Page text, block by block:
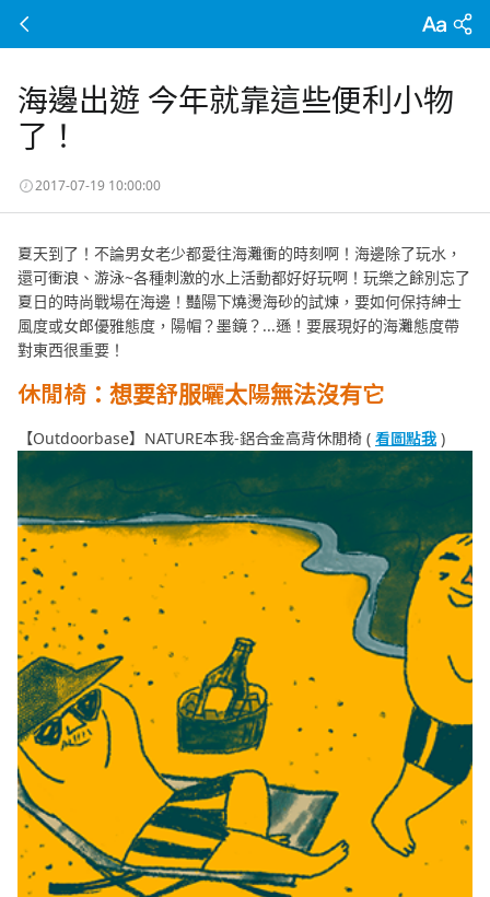
海邊出遊 今年就靠這些便利小物
了！
2017-07-19 10:00:00
夏天到了！不論男女老少都愛往海灘衝的時刻啊！海邊除了玩水，
還可衝浪、游泳~各種刺激的水上活動都好好玩啊！玩樂之餘別忘了
夏日的時尚戰場在海邊！豔陽下燒燙海砂的試煉，要如何保持紳士
風度或女郎優雅態度，陽帽？墨鏡？...遜！要展現好的海灘態度帶
對東西很重要！
休閒椅：想要舒服曬太陽無法沒有它
【Outdoorbase】NATURE本我-鋁合金高背休閒椅 ( 看圖點我 )